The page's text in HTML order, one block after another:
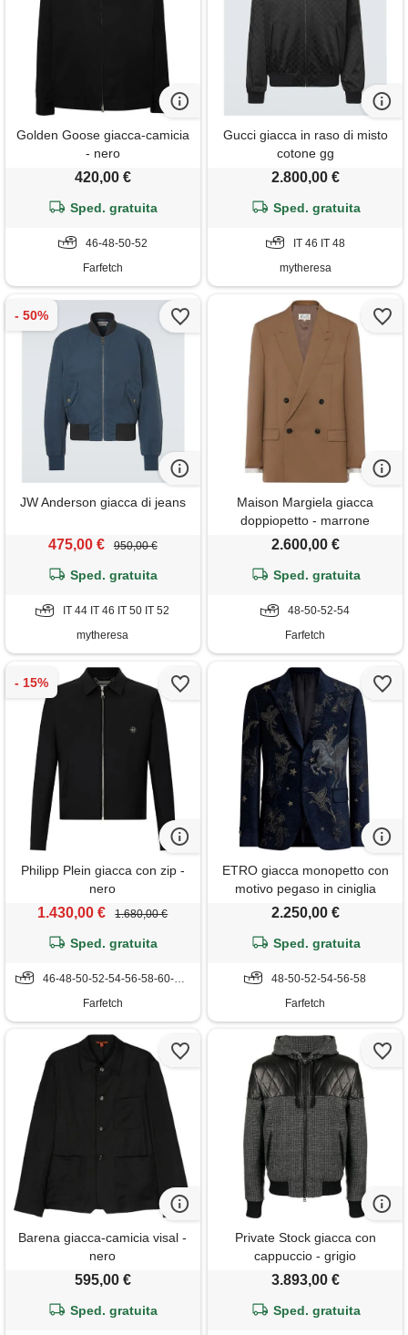
Golden Goose giacca-camicia
- nero
420,00 €
Sped. gratuita
46-48-50-52
Farfetch
Gucci giacca in raso di misto
cotone gg
2.800,00 €
Sped. gratuita
IT 46 IT 48
mytheresa
JW Anderson giacca di jeans
475,00 € 950,00 €
Sped. gratuita
IT 44 IT 46 IT 50 IT 52
mytheresa
Maison Margiela giacca
doppiopetto - marrone
2.600,00 €
Sped. gratuita
48-50-52-54
Farfetch
Philipp Plein giacca con zip -
nero
1.430,00 € 1.680,00 €
Sped. gratuita
46-48-50-52-54-56-58-60-62-64
Farfetch
ETRO giacca monopetto con
motivo pegaso in ciniglia
jacquard - blu
2.250,00 €
Sped. gratuita
48-50-52-54-56-58
Farfetch
Barena giacca-camicia visal -
nero
595,00 €
Sped. gratuita
Private Stock giacca con
cappuccio - grigio
3.893,00 €
Sped. gratuita